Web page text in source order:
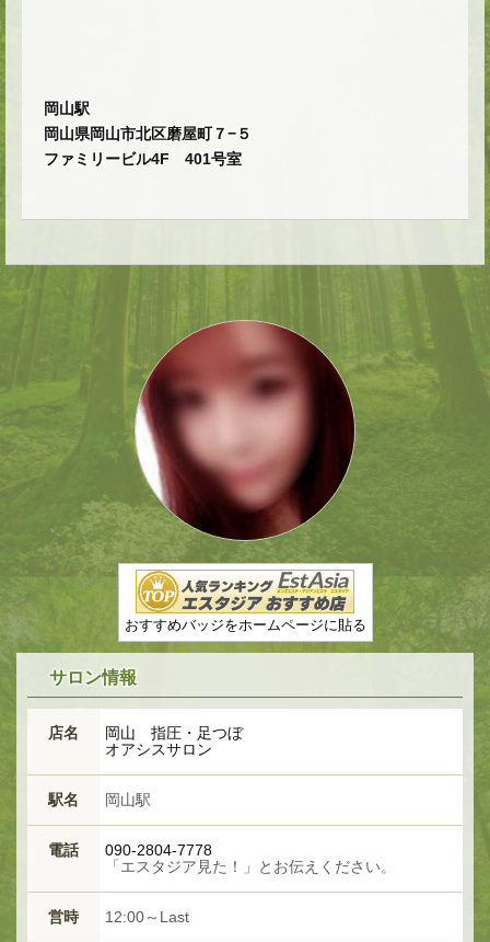
岡山駅
岡山県岡山市北区磨屋町７−５
ファミリービル4F 401号室
おすすめバッジをホームページに貼る
サロン情報
店名
岡山 指圧・足つぼ
オアシスサロン
駅名 岡山駅
電話
090-2804-7778
「エスタジア見た！」とお伝えください。
営時 12:00～Last